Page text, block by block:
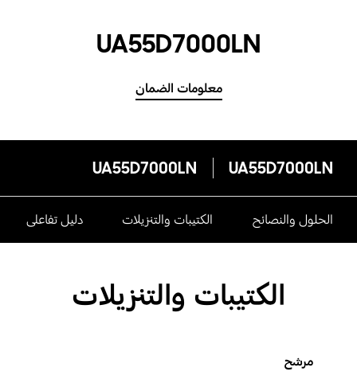
UA55D7000LN
معلومات الضمان
UA55D7000LN
UA55D7000LN
الحلول والنصائح الكتيبات والتنزيلات دليل تفاعلى
الكتيبات والتنزيلات
مرشح